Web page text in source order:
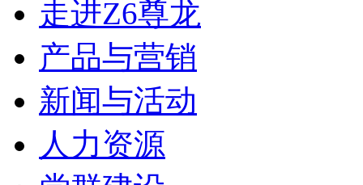
走进Z6尊龙
产品与营销
新闻与活动
人力资源